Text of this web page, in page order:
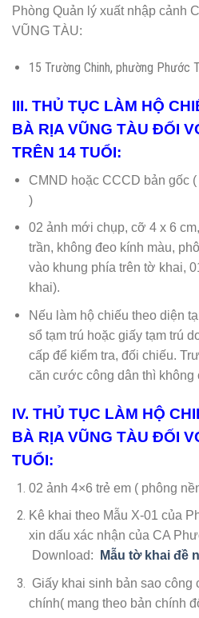
Phòng Quản lý xuất nhập cảnh
VŨNG TÀU:
15 Trường Chinh, phường Phước
III. THỦ TỤC LÀM HỘ
BÀ RỊA VŨNG TÀU ĐỐI
TRÊN 14 TUỔI:
CMND hoặc CCCD bản gốc
)
02 ảnh mới chụp, cỡ 4 x 6
trần, không đeo kính màu,
vào khung phía trên tờ khai,
khai).
Nếu làm hộ chiếu theo diện
sổ tạm trú hoặc giấy tạm trú
cấp để kiểm tra, đối chiếu.
căn cước công dân thì không
IV. THỦ TỤC LÀM HỘ
BÀ RỊA VŨNG TÀU ĐỐI
TUỔI:
02 ảnh 4×6 trẻ em ( phông
Kê khai theo Mẫu X-01 của
xin dấu xác nhận của CA
Download:
Mẫu tờ khai đề
Giấy khai sinh bản sao công
chính( mang theo bản chính